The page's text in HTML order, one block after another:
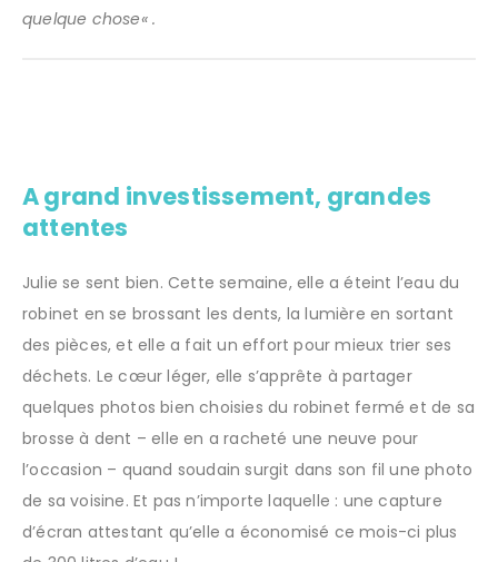
quelque chose« .
A grand investissement, grandes
attentes
Julie se sent bien. Cette semaine, elle a éteint l’eau du
robinet en se brossant les dents, la lumière en sortant
des pièces, et elle a fait un effort pour mieux trier ses
déchets. Le cœur léger, elle s’apprête à partager
quelques photos bien choisies du robinet fermé et de sa
brosse à dent – elle en a racheté une neuve pour
l’occasion – quand soudain surgit dans son fil une photo
de sa voisine. Et pas n’importe laquelle : une capture
d’écran attestant qu’elle a économisé ce mois-ci plus